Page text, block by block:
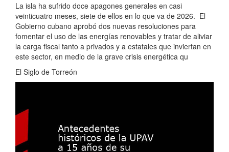
La isla ha sufrido doce apagones generales en casi
veinticuatro meses, siete de ellos en lo que va de 2026. El
Gobierno cubano aprobó dos nuevas resoluciones para
fomentar el uso de las energías renovables y tratar de aliviar
la carga fiscal tanto a privados y a estatales que inviertan en
este sector, en medio de la grave crisis energética qu
El Siglo de Torreón